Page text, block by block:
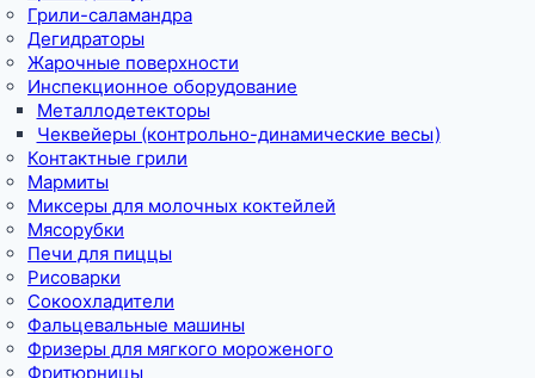
Грили-саламандра
Дегидраторы
Жарочные поверхности
Инспекционное оборудование
Металлодетекторы
Чеквейеры (контрольно-динамические весы)
Контактные грили
Мармиты
Миксеры для молочных коктейлей
Мясорубки
Печи для пиццы
Рисоварки
Сокоохладители
Фальцевальные машины
Фризеры для мягкого мороженого
Фритюрницы